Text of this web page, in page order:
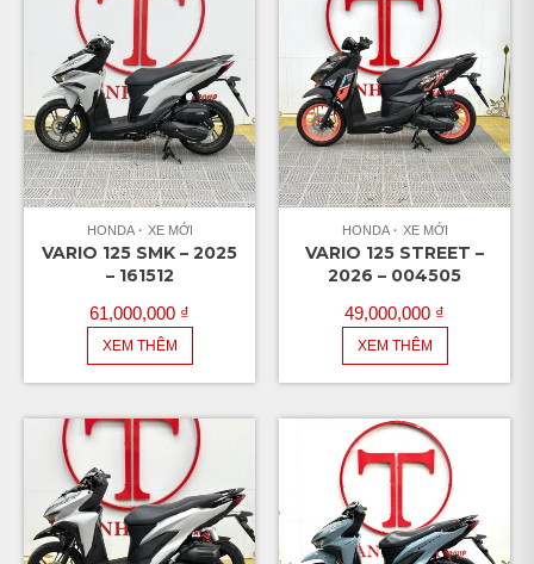
HONDA XE MỚI
VARIO 125 SMK – 2025
– 161512
61,000,000 ₫
XEM THÊM
HONDA XE MỚI
VARIO 125 STREET –
2026 – 004505
49,000,000 ₫
XEM THÊM